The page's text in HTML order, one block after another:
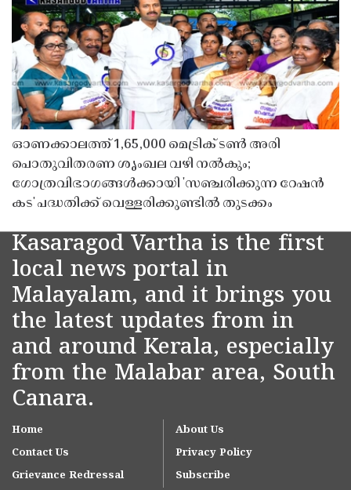
ഓണക്കാലത്ത് 1,65,000 മെട്രിക് ടൺ അരി
പൊതുവിതരണ ശൃംഖല വഴി നൽകും;
ഗോത്രവിഭാഗങ്ങൾക്കായി 'സഞ്ചരിക്കുന്ന റേഷൻ
കട' പദ്ധതിക്ക് വെള്ളരിക്കുണ്ടിൽ തുടക്കം
Kasaragod Vartha is the first
local news portal in
Malayalam, and it brings you
the latest updates from in
and around Kerala, especially
from the Malabar area, South
Canara.
Home
About Us
Contact Us
Privacy Policy
Grievance Redressal
Subscribe